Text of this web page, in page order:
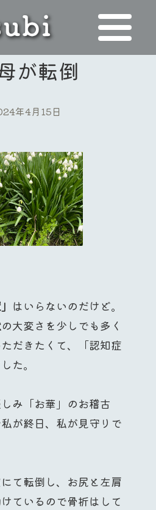
が転倒
年4月15日
はいらないのだけど。
の大変さを少しでも多く
だきたくて、「認知症
た。
み「お華」のお稽古
が終日、私が見守りで
て転倒し、お尻と左肩
ているので骨折はして